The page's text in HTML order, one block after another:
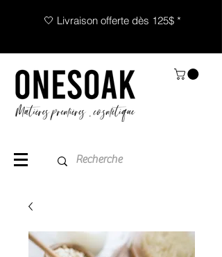
🤍 Livraison offerte dès 125$ *